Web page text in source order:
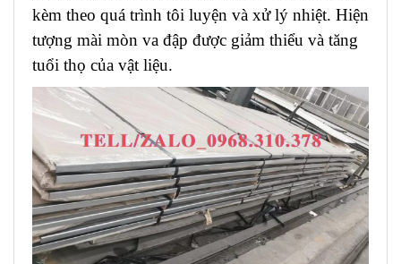
kèm theo quá trình tôi luyện và xử lý nhiệt. Hiện
tượng mài mòn va đập được giảm thiểu và tăng
tuổi thọ của vật liệu.